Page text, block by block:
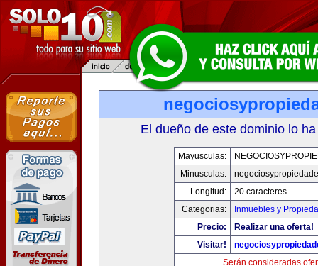
El dueño de este dominio lo
Mayusculas:
Minusculas:
Longitud:
20 caracteres
Categorias:
Inmuebles y
Precio:
Realizar una oferta!
Visitar!
Serán consideradas